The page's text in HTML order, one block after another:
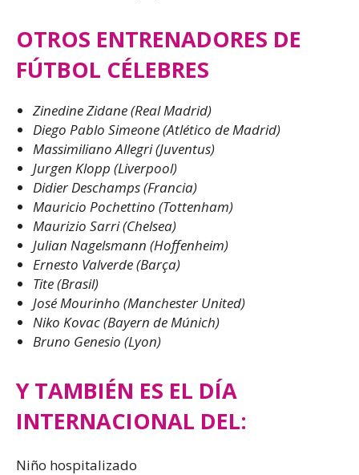
OTROS ENTRENADORES DE
FÚTBOL CÉLEBRES
Zinedine Zidane (Real Madrid)
Diego Pablo Simeone (Atlético de Madrid)
Massimiliano Allegri (Juventus)
Jurgen Klopp (Liverpool)
Didier Deschamps (Francia)
Mauricio Pochettino (Tottenham)
Maurizio Sarri (Chelsea)
Julian Nagelsmann (Hoffenheim)
Ernesto Valverde (Barça)
Tite (Brasil)
José Mourinho (Manchester United)
Niko Kovac (Bayern de Múnich)
Bruno Genesio (Lyon)
Y TAMBIÉN ES EL DÍA
INTERNACIONAL DEL:
Niño hospitalizado